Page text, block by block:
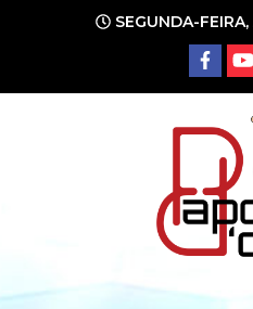
conteúdo
SEGUNDA-